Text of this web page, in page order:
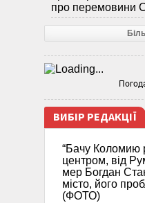
про перемовини
ВИБІР РЕДАКЦІЇ
“Бачу Коломию
центром, від
мер Богдан
місто, його
(ФОТО)